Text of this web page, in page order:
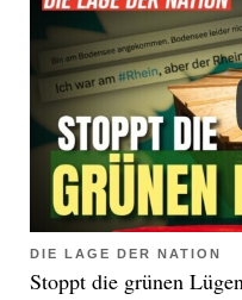
DIE LAGE DER NATION
Stoppt die grünen